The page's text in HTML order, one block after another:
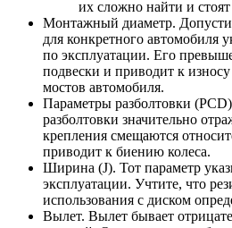
их сложно найти и
Монтажный диаметр.
для конкретного автомобиля
по эксплуатации. Его
подвески и приводит к
мостов автомобиля.
Параметры разболтовки
разболтовки значительно
крепления смещаются
приводит к биению колеса.
Ширина (J). Тот параметр
эксплуатации. Учтите, что
использования с диском
Вылет. Вылет бывает